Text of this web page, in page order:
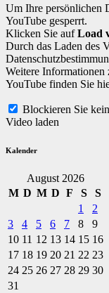
Um Ihre persönlichen
YouTube gesperrt.
Klicken Sie aufLoad
Durch das Laden des
Weitere Informationen
YouTube finden Sie
Blockieren Sie
Video laden
Kalender
August 2026
M D M D F S
S
1
2
3
4 5 6 7 8
9
10 11 12 13 14 15 16
17 18 19 20 21 22 23
24 25 26 27 28 29 30
31